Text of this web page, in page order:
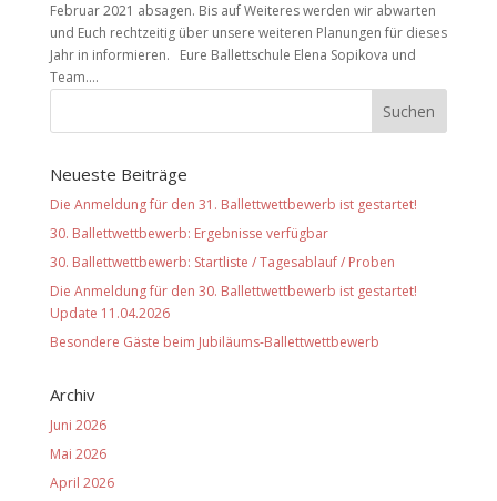
Februar 2021 absagen. Bis auf Weiteres werden wir abwarten
und Euch rechtzeitig über unsere weiteren Planungen für dieses
Jahr in informieren. Eure Ballettschule Elena Sopikova und
Team....
Neueste Beiträge
Die Anmeldung für den 31. Ballettwettbewerb ist gestartet!
30. Ballettwettbewerb: Ergebnisse verfügbar
30. Ballettwettbewerb: Startliste / Tagesablauf / Proben
Die Anmeldung für den 30. Ballettwettbewerb ist gestartet!
Update 11.04.2026
Besondere Gäste beim Jubiläums-Ballettwettbewerb
Archiv
Juni 2026
Mai 2026
April 2026